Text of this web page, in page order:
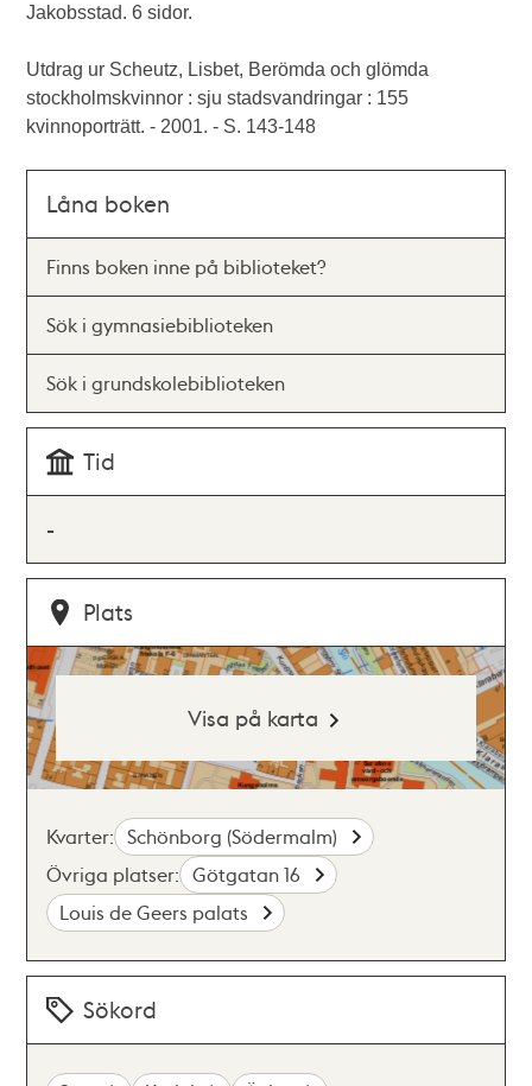
Jakobsstad. 6 sidor.
Utdrag ur Scheutz, Lisbet, Berömda och glömda
stockholmskvinnor : sju stadsvandringar : 155
kvinnoporträtt. - 2001. - S. 143-148
Låna boken
Finns boken inne på biblioteket?
Sök i gymnasiebiblioteken
Sök i grundskolebiblioteken
Tid
-
Plats
Visa på karta
Kvarter: Schönborg (Södermalm)
Övriga platser: Götgatan 16
Louis de Geers palats
Sökord